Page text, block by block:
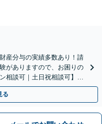
産分与の実績多数あり！請
がありますので、お困りの
相談可｜土日祝相談可】
ン可】
る